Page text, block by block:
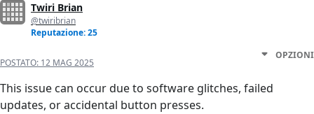
Twiri Brian
@twiribrian
Reputazione: 25
POSTATO: 12 MAG 2025
OPZIONI
This issue can occur due to software glitches, failed
updates, or accidental button presses.